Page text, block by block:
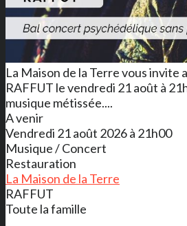
La Maison de la Terre vous invite
RAFFUT le vendredi 21 août à
musique métissée....
A venir
Vendredi 21 août 2026 à 21h00
Musique / Concert
Restauration
La Maison de la Terre
RAFFUT
Toute la famille